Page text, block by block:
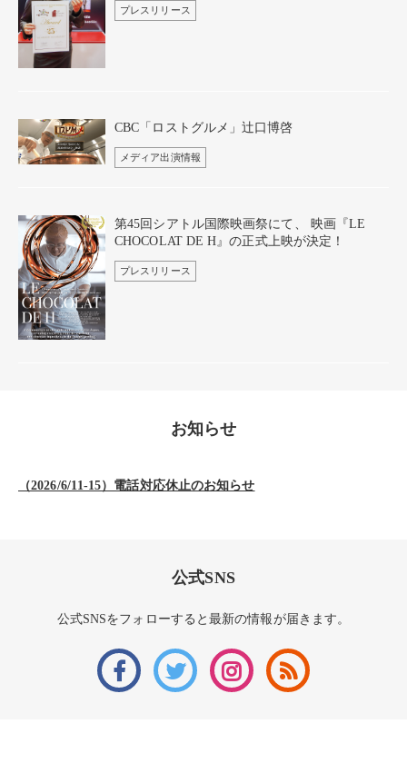
プレスリリース
CBC「ロストグルメ」辻口博啓
メディア出演情報
第45回シアトル国際映画祭にて、 映画『LE
CHOCOLAT DE H』の正式上映が決定！
プレスリリース
お知らせ
（2026/6/11-15）電話対応休止のお知らせ
公式SNS
公式SNSをフォローすると最新の情報が届きます。